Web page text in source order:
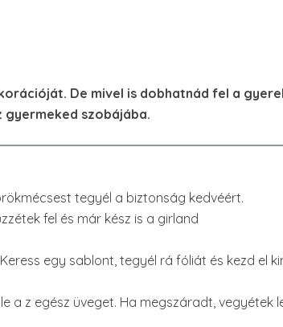
De mivel is dobhatnád fel a
szobájába.
tegyél a biztonság kedvéért.
fel és már kész is a girland
egy sablont, tegyél rá fóliát és kezd el
a z egész üveget. Ha megszáradt, vegyétek